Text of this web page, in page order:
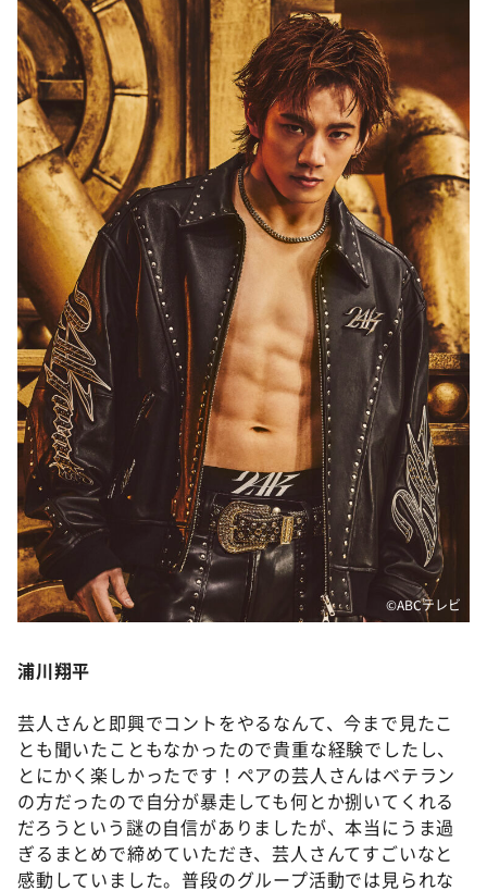
©️ABCテレビ
浦川翔平
芸人さんと即興でコントをやるなんて、今まで見たこ
とも聞いたこともなかったので貴重な経験でしたし、
とにかく楽しかったです！ペアの芸人さんはベテラン
の方だったので自分が暴走しても何とか捌いてくれる
だろうという謎の自信がありましたが、本当にうま過
ぎるまとめで締めていただき、芸人さんてすごいなと
感動していました。普段のグループ活動では見られな